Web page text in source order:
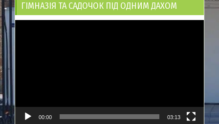
ГІМНАЗІЯ ТА САДОЧОК ПІД ОДНИМ ДАХОМ
00:00 03:13